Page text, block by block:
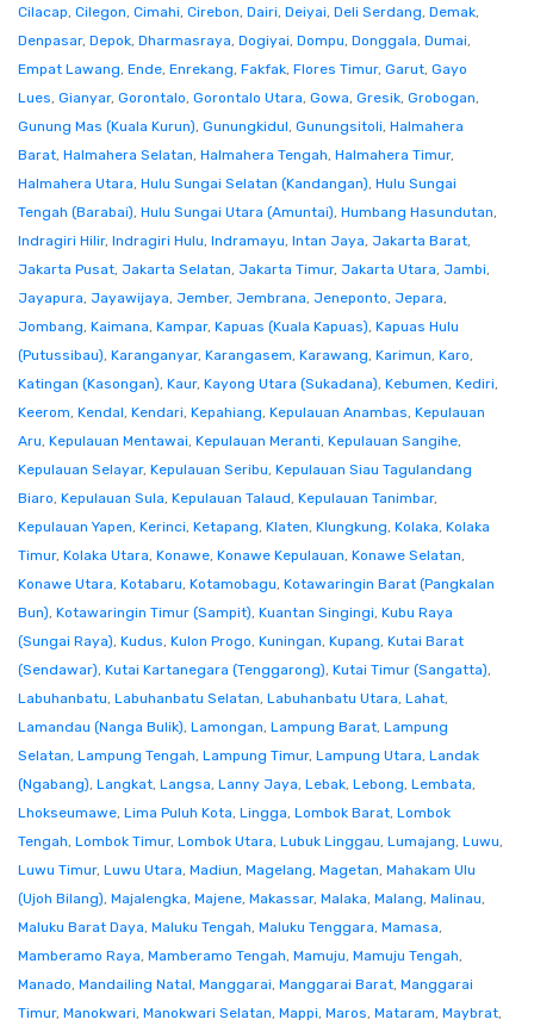
Cilacap, Cilegon, Cimahi, Cirebon, Dairi, Deiyai, Deli Serdang, Demak,
Denpasar, Depok, Dharmasraya, Dogiyai, Dompu, Donggala, Dumai,
Empat Lawang, Ende, Enrekang, Fakfak, Flores Timur, Garut, Gayo
Lues, Gianyar, Gorontalo, Gorontalo Utara, Gowa, Gresik, Grobogan,
Gunung Mas (Kuala Kurun), Gunungkidul, Gunungsitoli, Halmahera
Barat, Halmahera Selatan, Halmahera Tengah, Halmahera Timur,
Halmahera Utara, Hulu Sungai Selatan (Kandangan), Hulu Sungai
Tengah (Barabai), Hulu Sungai Utara (Amuntai), Humbang Hasundutan,
Indragiri Hilir, Indragiri Hulu, Indramayu, Intan Jaya, Jakarta Barat,
Jakarta Pusat, Jakarta Selatan, Jakarta Timur, Jakarta Utara, Jambi,
Jayapura, Jayawijaya, Jember, Jembrana, Jeneponto, Jepara,
Jombang, Kaimana, Kampar, Kapuas (Kuala Kapuas), Kapuas Hulu
(Putussibau), Karanganyar, Karangasem, Karawang, Karimun, Karo,
Katingan (Kasongan), Kaur, Kayong Utara (Sukadana), Kebumen, Kediri,
Keerom, Kendal, Kendari, Kepahiang, Kepulauan Anambas, Kepulauan
Aru, Kepulauan Mentawai, Kepulauan Meranti, Kepulauan Sangihe,
Kepulauan Selayar, Kepulauan Seribu, Kepulauan Siau Tagulandang
Biaro, Kepulauan Sula, Kepulauan Talaud, Kepulauan Tanimbar,
Kepulauan Yapen, Kerinci, Ketapang, Klaten, Klungkung, Kolaka, Kolaka
Timur, Kolaka Utara, Konawe, Konawe Kepulauan, Konawe Selatan,
Konawe Utara, Kotabaru, Kotamobagu, Kotawaringin Barat (Pangkalan
Bun), Kotawaringin Timur (Sampit), Kuantan Singingi, Kubu Raya
(Sungai Raya), Kudus, Kulon Progo, Kuningan, Kupang, Kutai Barat
(Sendawar), Kutai Kartanegara (Tenggarong), Kutai Timur (Sangatta),
Labuhanbatu, Labuhanbatu Selatan, Labuhanbatu Utara, Lahat,
Lamandau (Nanga Bulik), Lamongan, Lampung Barat, Lampung
Selatan, Lampung Tengah, Lampung Timur, Lampung Utara, Landak
(Ngabang), Langkat, Langsa, Lanny Jaya, Lebak, Lebong, Lembata,
Lhokseumawe, Lima Puluh Kota, Lingga, Lombok Barat, Lombok
Tengah, Lombok Timur, Lombok Utara, Lubuk Linggau, Lumajang, Luwu,
Luwu Timur, Luwu Utara, Madiun, Magelang, Magetan, Mahakam Ulu
(Ujoh Bilang), Majalengka, Majene, Makassar, Malaka, Malang, Malinau,
Maluku Barat Daya, Maluku Tengah, Maluku Tenggara, Mamasa,
Mamberamo Raya, Mamberamo Tengah, Mamuju, Mamuju Tengah,
Manado, Mandailing Natal, Manggarai, Manggarai Barat, Manggarai
Timur, Manokwari, Manokwari Selatan, Mappi, Maros, Mataram, Maybrat,